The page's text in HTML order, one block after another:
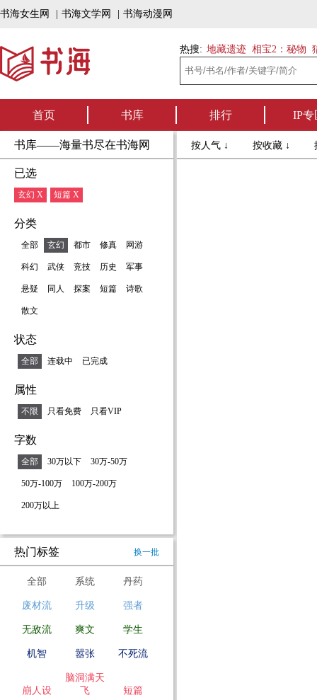
书海女生网 书海文学网 书海动漫网
热搜: 地藏遗迹 相宝2：秘物
首页 书库 排行 IP专
书库——海量书尽在书海网
已选
玄幻 X 短篇 X
分类
全部 玄幻 都市 修真 网游
科幻 武侠 竞技 历史 军事
悬疑 同人 探案 短篇 诗歌
散文
状态
全部 连载中 已完成
属性
不限 只看免费 只看VIP
字数
全部 30万以下 30万-50万
50万-100万 100万-200万
200万以上
热门标签 换一批
全部 系统 丹药
废材流 升级 强者
无敌流 爽文 学生
机智 嚣张 不死流
崩人设
脑洞满天
飞
短篇
按人气 ↓ 按收藏 ↓